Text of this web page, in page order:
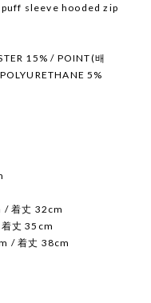
puff sleeve hooded zip
15% / POINT(배
5%
/ 着丈 32cm
丈 35cm
/ 着丈 38cm